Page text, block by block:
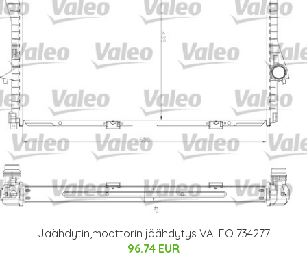
Jäähdytin,moottorin jäähdytys VALEO 734277
96.74 EUR